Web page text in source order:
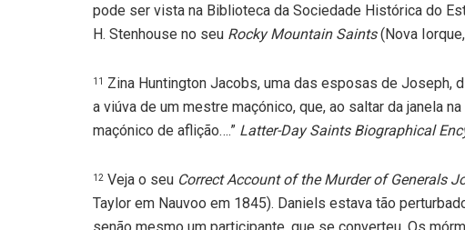
pode ser vista na Biblioteca da Sociedade Histórica do
H. Stenhouse no seu Rocky Mountain Saints(Nova
11
Zina Huntington Jacobs, uma das esposas de Joseph,
a viúva de um mestre maçónico, que, ao saltar da janela
maçónico de aflição….” Latter-Day Saints Biographical
12 Veja o seu Correct Account of the Murder of Generals
Taylor em Nauvoo em 1845). Daniels estava tão